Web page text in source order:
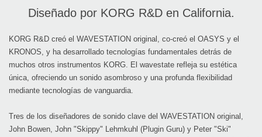
Diseñado por KORG R&D en California.
KORG R&D creó el WAVESTATION original, co-creó el OASYS y el
KRONOS, y ha desarrollado tecnologías fundamentales detrás de
muchos otros instrumentos KORG. El wavestate refleja su estética
única, ofreciendo un sonido asombroso y una profunda flexibilidad
mediante tecnologías de vanguardia.
Tres de los diseñadores de sonido clave del WAVESTATION original,
John Bowen, John "Skippy" Lehmkuhl (Plugin Guru) y Peter "Ski"